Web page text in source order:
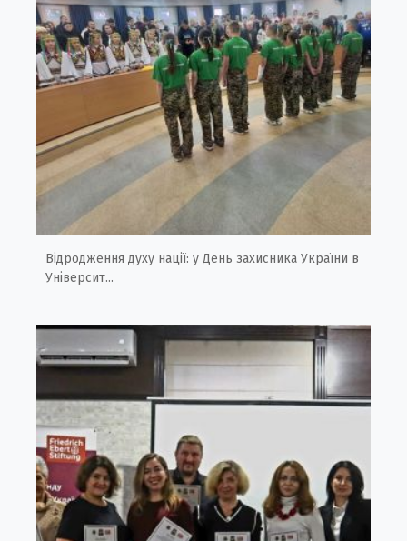
Відродження духу нації: у День захисника України в
Університ...